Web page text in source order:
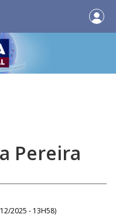
Pereira
2025 - 13H58)